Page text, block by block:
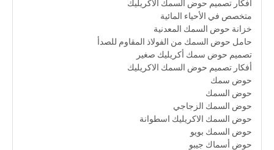
أفكار تصميم حوض السمك الاكريليك
متخصص في الأحياء المائية
خزانة حوض السمك المعدنية
حامل حوض السمك من الفولاذ المقاوم للصدأ
تصميم حوض سمك أكريليك صغير
أفكار تصميم حوض السمك الاكريليك
حوض سمك
حوض السمك
حوض السمك الزجاجي
حوض السمك الاكريليك اسطوانة
حوض السمك بويو
حوض أسماك جيبو